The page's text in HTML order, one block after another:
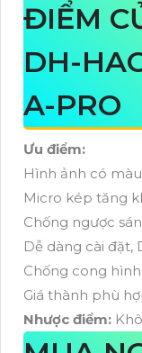
ĐIỂM
DH-
A-PRO
Ưu điểm:
Hình ảnh có
Micro kép tăng
Chống ngược
Dễ dàng cài đặt,
Chống cong
Giá thành phù
Nhược điểm: